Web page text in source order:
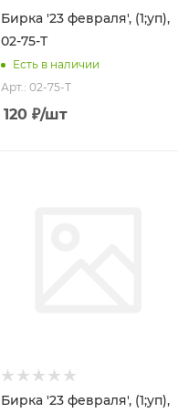
Бирка '23 февраля', (1;уп),
02-75-T
Есть в наличии
Арт.: 02-75-T
120 ₽/шт
Бирка '23 февраля', (1;уп),